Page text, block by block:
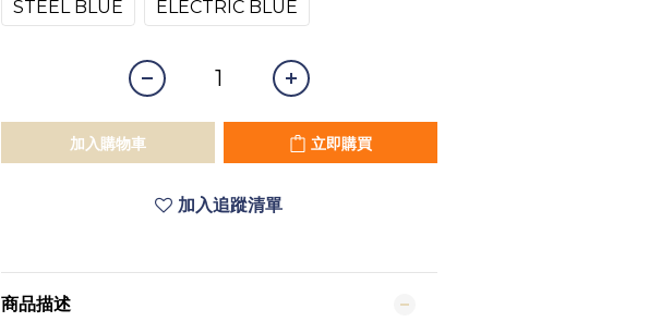
STEEL BLUE ELECTRIC BLUE
加入購物車 立即購買
加入追蹤清單
商品描述